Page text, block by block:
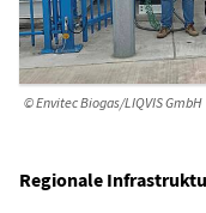
© Envitec Biogas/LIQVIS GmbH
Regionale